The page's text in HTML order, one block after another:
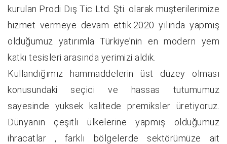
kurulan Prodi Dış Tic Ltd. Şti. olarak müşterilerimize
hizmet vermeye devam ettik.2020 yılında yapmış
olduğumuz yatırımla Türkiye’nin en modern yem
katkı tesisleri arasında yerimizi aldık.
Kullandığımız hammaddelerin üst düzey olması
konusundaki seçici ve hassas tutumumuz
sayesinde yüksek kalitede premiksler üretiyoruz.
Dünyanın çeşitli ülkelerine yapmış olduğumuz
ihracatlar , farklı bölgelerde sektörümüze ait